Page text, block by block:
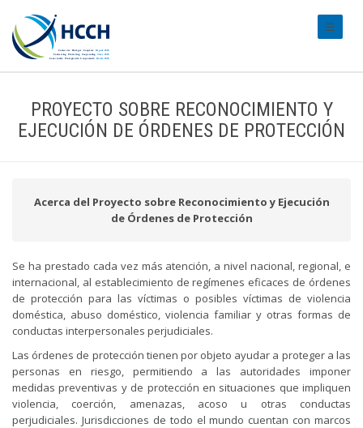
PROYECTO SOBRE RECONOCIMIENTO Y
EJECUCIÓN DE ÓRDENES DE PROTECCIÓN
Acerca del Proyecto sobre Reconocimiento y Ejecución
de Órdenes de Protección
Se ha prestado cada vez más atención, a nivel nacional, regional, e
internacional, al establecimiento de regímenes eficaces de órdenes
de protección para las víctimas o posibles víctimas de violencia
doméstica, abuso doméstico, violencia familiar y otras formas de
conductas interpersonales perjudiciales.
Las órdenes de protección tienen por objeto ayudar a proteger a las
personas en riesgo, permitiendo a las autoridades imponer
medidas preventivas y de protección en situaciones que impliquen
violencia, coerción, amenazas, acoso u otras conductas
perjudiciales. Jurisdicciones de todo el mundo cuentan con marcos